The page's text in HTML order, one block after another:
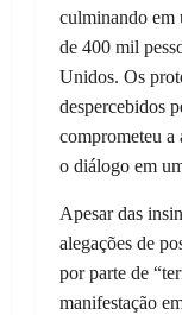
culminando em
de 400 mil
Unidos. Os
despercebidos
comprometeu a
o diálogo em
Apesar das
alegações de
por parte de
manifestação